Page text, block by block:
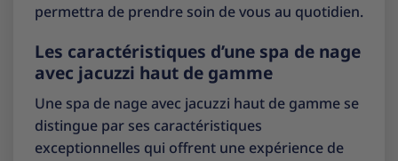
permettra de prendre soin de vous au quotidien.
Les caractéristiques d’une spa de nage
avec jacuzzi haut de gamme
Une spa de nage avec jacuzzi haut de gamme se
distingue par ses caractéristiques
exceptionnelles qui offrent une expérience de